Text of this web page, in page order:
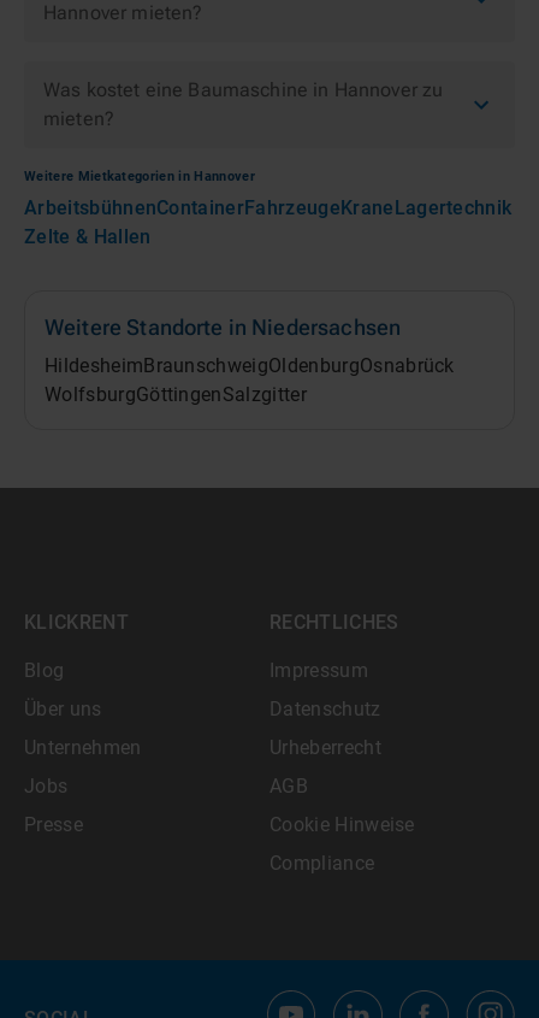
Hannover mieten?
Was kostet eine Baumaschine in Hannover zu
mieten?
Weitere Mietkategorien in Hannover
ArbeitsbühnenContainerFahrzeugeKraneLagertechnik
Zelte & Hallen
Weitere Standorte in Niedersachsen
Hildesheim BraunschweigOldenburgOsnabrück
WolfsburgGöttingenSalzgitter
KLICKRENT
Blog
Über uns
Unternehmen
Jobs
Presse
RECHTLICHES
Impressum
Datenschutz
Urheberrecht
AGB
Cookie Hinweise
Compliance